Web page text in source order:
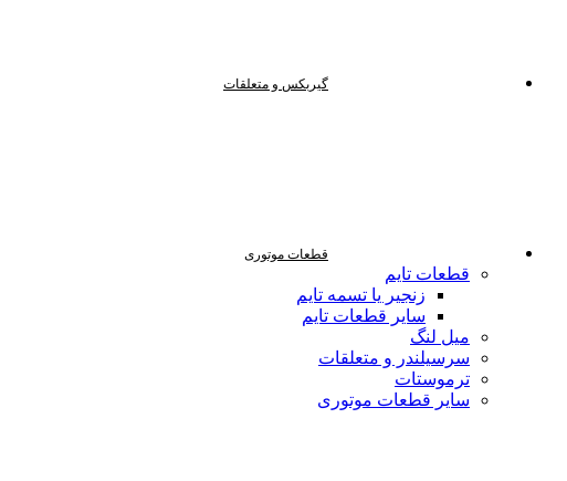
گیربکس و متعلقات
قطعات موتوری
قطعات تایم
زنجیر یا تسمه تایم
سایر قطعات تایم
میل لنگ
سرسیلندر و متعلقات
ترموستات
سایر قطعات موتوری